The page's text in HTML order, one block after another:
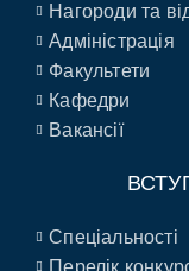
Нагороди та
Адміністрація
Факультети
Кафедри
Вакансії
Спеціальності